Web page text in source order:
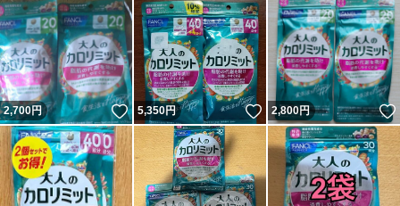
2,700円 いいね！
5,350円 いいね！
2,800円